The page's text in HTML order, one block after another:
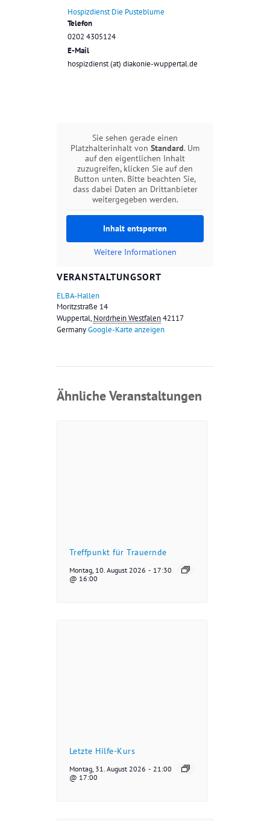
Hospizdienst Die Pusteblume
Telefon
0202 4305124
E-Mail
hospizdienst (at) diakonie-wuppertal.de
VERANSTALTUNGSORT
ELBA-Hallen
Moritzstraße 14
Wuppertal, Nordrhein Westfalen42117
GermanyGoogle-Karte anzeigen
Sie sehen gerade einen
Platzhalterinhalt von Standard. Um
auf den eigentlichen Inhalt
zuzugreifen, klicken Sie auf den
Button unten. Bitte beachten Sie,
dass dabei Daten an Drittanbieter
weitergegeben werden.
Inhalt entsperren
Weitere Informationen
Ähnliche Veranstaltungen
Treffpunkt für Trauernde
Montag, 10. August 2026
@ 16:00
- 17:30
Letzte Hilfe-Kurs
Montag, 31. August 2026
@ 17:00
- 21:00